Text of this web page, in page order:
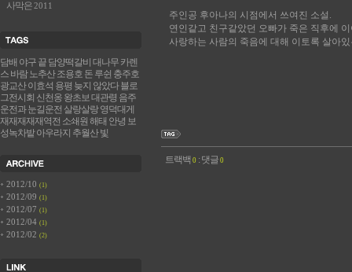
주인공 후아나의 시점에서 쓰여진 소설.
연인같고 친구같았던 오빠가 죽은 직후에
사랑하는 사람의 죽음에 대해 이토록 살아
트랙백 0 : 댓글 0
사막은2011
담배 야구 끝 담양떡갈비 대나무 카렌
스 바람 노추산 조용호 돈 루쉰 충주호
광교산 이효석 용평 늦지 않았다 블로
그전시회 신천옹 왕초보대관령 음주
운전과 눈길운전 살랑살랑 영덕대게
재재재재재역전 소쇄원 해태 안녕 보
성녹차밭 아우라지 추월산 빛
2012/10 (1)
2012/09 (1)
2012/07 (1)
2012/04 (1)
2012/02 (2)